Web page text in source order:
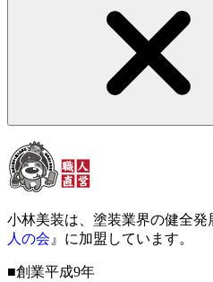
小林美装は、塗装業界の健全発
人の会 』に加盟しています。
■創業平成9年